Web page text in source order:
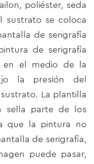
poliéster, seda
sustrato se coloca
de serigrafía
de serigrafía
el medio de la
la presión del
La plantilla
sella parte de los
que la pintura no
de serigrafía,
puede pasar,